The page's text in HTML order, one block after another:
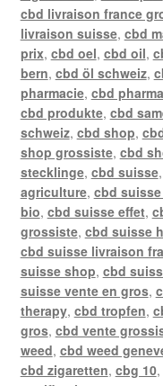
cbd livraison france
livraison suisse, cbd
prix, cbd oel, cbd oil,
bern, cbd öl schweiz,
pharmacie, cbd
cbd produkte, cbd
schweiz, cbd shop,
shop grossiste, cbd
stecklinge, cbd suisse,
agriculture, cbd
bio, cbd suisse effet,
grossiste, cbd suisse
cbd suisse livraison
suisse shop, cbd
suisse vente en gros,
therapy, cbd tropfen,
gros, cbd vente
weed, cbd weed
cbd zigaretten, cbg 10,